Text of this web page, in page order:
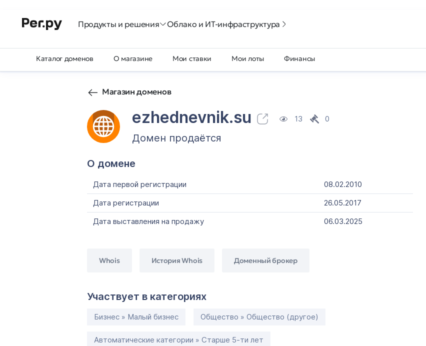
Продукты и решения Облако и ИТ-инфраструктура
Каталог доменов О магазине Мои ставки Мои лоты Финансы
Магазин доменов
ezhednevnik.su 13 0
Домен продаётся
О домене
Дата первой регистрации
08.02.2010
Дата регистрации
26.05.2017
Дата выставления на продажу
06.03.2025
Whois История Whois Доменный брокер
Участвует в категориях
Бизнес » Малый бизнес Общество » Общество (другое)
Автоматические категории » Старше 5-ти лет